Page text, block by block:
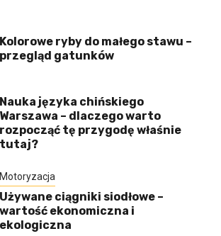
Kolorowe ryby do małego stawu –
przegląd gatunków
Nauka języka chińskiego
Warszawa – dlaczego warto
rozpocząć tę przygodę właśnie
tutaj?
Motoryzacja
Używane ciągniki siodłowe –
wartość ekonomiczna i
ekologiczna